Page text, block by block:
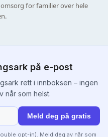
for familier over hele
på e-post
rett i innboksen – ingen
når som helst.
Meld deg på gratis
opt-in). Meld deg av når som